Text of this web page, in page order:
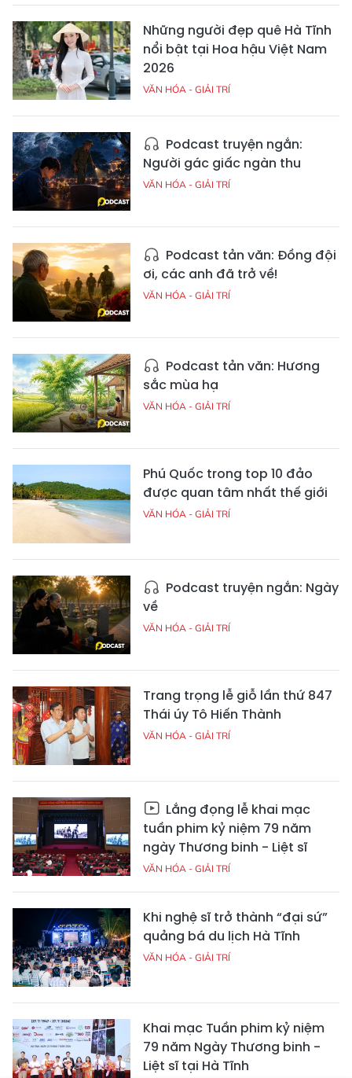
Những người đẹp quê Hà Tĩnh
nổi bật tại Hoa hậu Việt Nam
2026
VĂN HÓA - GIẢI TRÍ
Podcast truyện ngắn:
Người gác giấc ngàn thu
VĂN HÓA - GIẢI TRÍ
Podcast tản văn: Đồng đội
ơi, các anh đã trở về!
VĂN HÓA - GIẢI TRÍ
Podcast tản văn: Hương
sắc mùa hạ
VĂN HÓA - GIẢI TRÍ
Phú Quốc trong top 10 đảo
được quan tâm nhất thế giới
VĂN HÓA - GIẢI TRÍ
Podcast truyện ngắn: Ngày
về
VĂN HÓA - GIẢI TRÍ
Trang trọng lễ giỗ lần thứ 847
Thái úy Tô Hiến Thành
VĂN HÓA - GIẢI TRÍ
Lắng đọng lễ khai mạc
tuần phim kỷ niệm 79 năm
ngày Thương binh - Liệt sĩ
VĂN HÓA - GIẢI TRÍ
Khi nghệ sĩ trở thành “đại sứ”
quảng bá du lịch Hà Tĩnh
VĂN HÓA - GIẢI TRÍ
Khai mạc Tuần phim kỷ niệm
79 năm Ngày Thương binh -
Liệt sĩ tại Hà Tĩnh